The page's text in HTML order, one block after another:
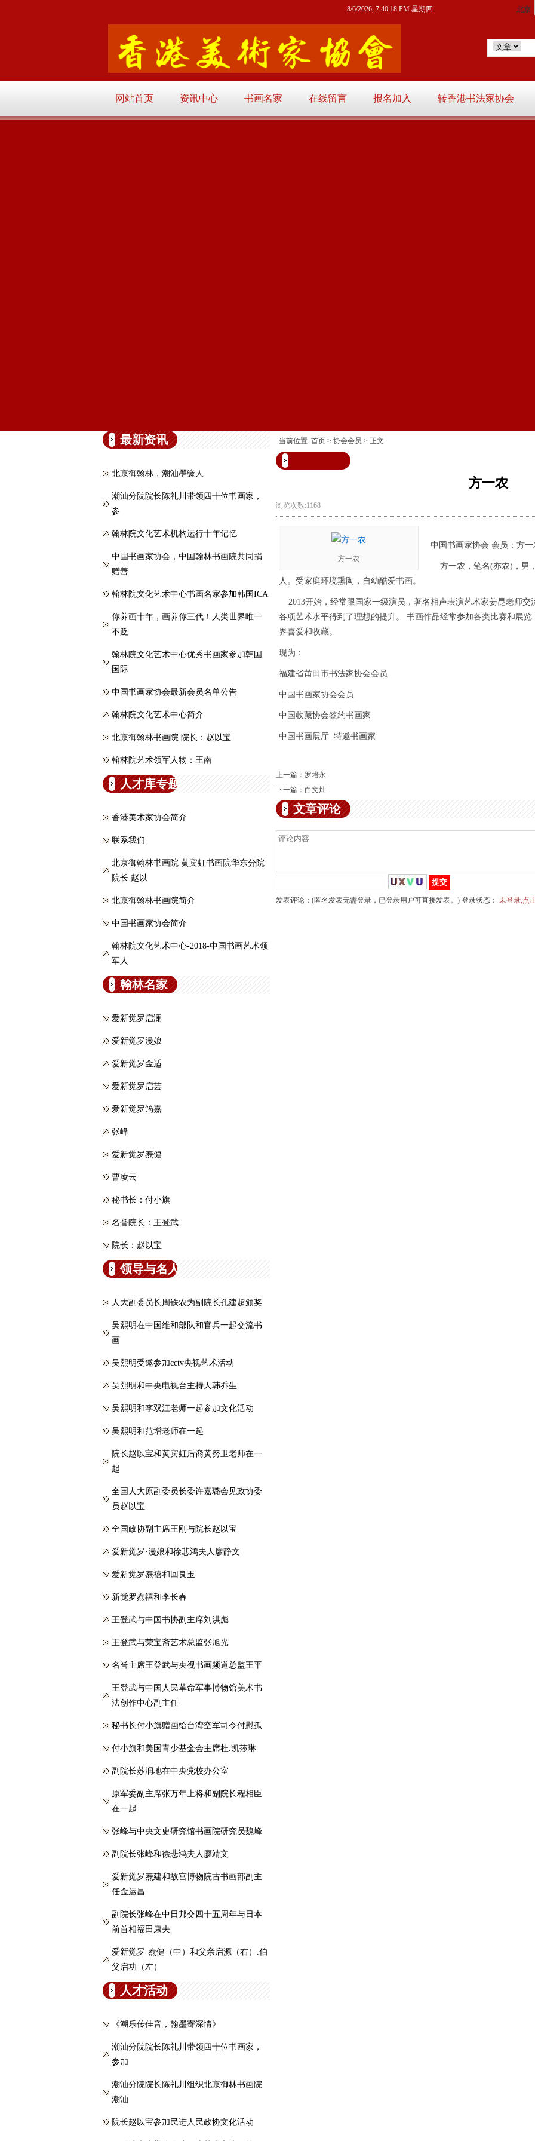
网站首页 资讯中心 书画名家 在线留言 报名加入 转香港书法家协会
8/6/2026, 7:40:19 PM 星期四
最新资讯
北京御翰林，潮汕墨缘人
潮汕分院院长陈礼川带领四十位书画家，
参
翰林院文化艺术机构运行十年记忆
中国书画家协会，中国翰林书画院共同捐
赠善
翰林院文化艺术中心书画名家参加韩国ICA
你养画十年，画养你三代！人类世界唯一
不贬
翰林院文化艺术中心优秀书画家参加韩国
国际
中国书画家协会最新会员名单公告
翰林院文化艺术中心简介
北京御翰林书画院 院长：赵以宝
翰林院艺术领军人物：王南
人才库专题
香港美术家协会简介
联系我们
北京御翰林书画院 黄宾虹书画院华东分院
院长 赵以
北京御翰林书画院简介
中国书画家协会简介
翰林院文化艺术中心-2018-中国书画艺术领
军人
翰林名家
爱新觉罗启澜
爱新觉罗漫娘
爱新觉罗金适
爱新觉罗启芸
爱新觉罗筠嘉
张峰
爱新觉罗焘健
曹凌云
秘书长：付小旗
名誉院长：王登武
院长：赵以宝
领导与名人
人大副委员长周铁农为副院长孔建超颁奖
吴熙明在中国维和部队和官兵一起交流书
画
吴熙明受邀参加cctv央视艺术活动
吴熙明和中央电视台主持人韩乔生
吴熙明和李双江老师一起参加文化活动
吴熙明和范增老师在一起
院长赵以宝和黄宾虹后裔黄努卫老师在一
起
全国人大原副委员长委许嘉璐会见政协委
员赵以宝
全国政协副主席王刚与院长赵以宝
爱新觉罗·漫娘和徐悲鸿夫人廖静文
爱新觉罗焘禧和回良玉
新觉罗焘禧和李长春
王登武与中国书协副主席刘洪彪
王登武与荣宝斋艺术总监张旭光
名誉主席王登武与央视书画频道总监王平
王登武与中国人民革命军事博物馆美术书
法创作中心副主任
秘书长付小旗赠画给台湾空军司令付慰孤
付小旗和美国青少基金会主席杜.凯莎琳
副院长苏润地在中央党校办公室
原军委副主席张万年上将和副院长程相臣
在一起
张峰与中央文史研究馆书画院研究员魏峰
副院长张峰和徐悲鸿夫人廖靖文
爱新觉罗焘建和故宫博物院古书画部副主
任金运昌
副院长张峰在中日邦交四十五周年与日本
前首相福田康夫
爱新觉罗·焘健（中）和父亲启源（右）.伯
父启功（左）
人才活动
《潮乐传佳音，翰墨寄深情》
潮汕分院院长陈礼川带领四十位书画家，
参加
潮汕分院院长陈礼川组织北京御林书画院
潮汕
院长赵以宝参加民进人民政协文化活动
当前位置: 首页 > 协会会员 > 正文
方一农
浏览次数:1168
方一农
中国书画家协会 会员： 方一
方一农，笔名(亦农) ，男
人。受家庭环境熏陶，自幼酷爱书画。
2013开始，经常跟 国家一级演员，著名相声表演艺术家姜昆老师交
各项艺术水平得到了理想的提升。
书画作品经常参加各类比赛和展
界喜爱和收藏。
现为：
福建省莆田市书法家协会会员
中国书画家协会会员
中国收藏协会签约书画家
中国书画展厅 特邀书画家
上一篇： 罗培永
下一篇： 白文灿
文章评论
发表评论：(匿名发表无需登录，已登录用户可直接发表。) 登录状态： 未登录,点